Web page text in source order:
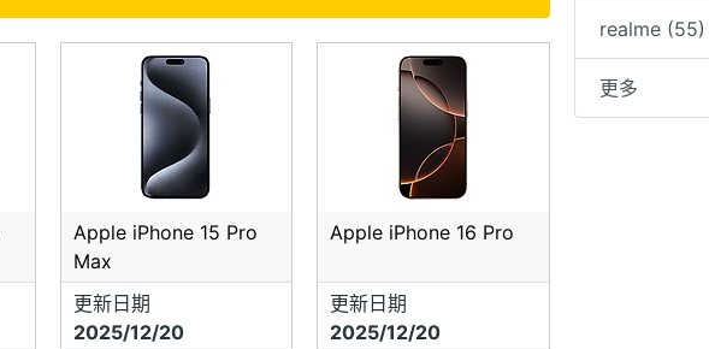
Apple iPhone 15 Pro
Max
更新日期
2025/12/20
Apple iPhone 16 Pro
更新日期
2025/12/20
realme (55)
更多